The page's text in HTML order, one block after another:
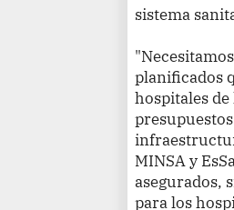
sistema
planificados
hospitales
MINSA y
asegurados,
para los